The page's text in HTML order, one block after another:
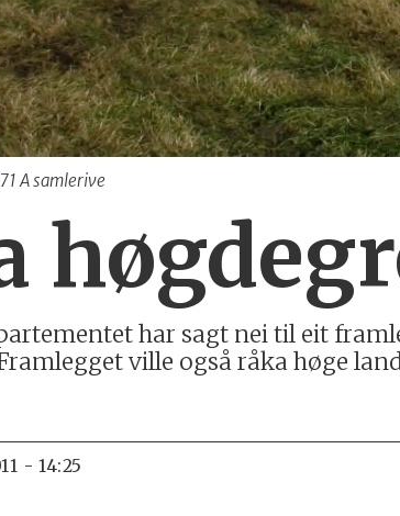
A samlerive
har sagt nei til eit
ville også råka høge
- 14:25